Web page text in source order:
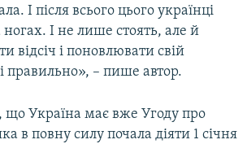
І після всього цього українці
І не лише стоять, але й
відсіч і поновлювати свій
правильно», – пише автор.
що Україна має вже Угоду про
в повну силу почала діяти 1 січня